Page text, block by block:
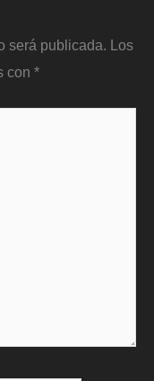
será publicada. Los
con *